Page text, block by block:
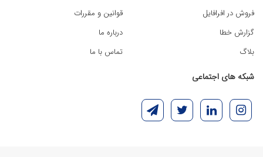
فروش در افرافایل
گزارش خطا
بلاگ
قوانین و مقررات
درباره ما
تماس با ما
شبکه های اجتماعی